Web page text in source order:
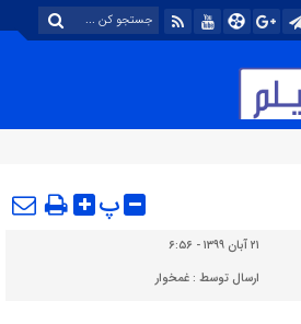
پ
۲۱ آبان ۱۳۹۹ - ۶:۵۶
ارسال توسط :غمخوار